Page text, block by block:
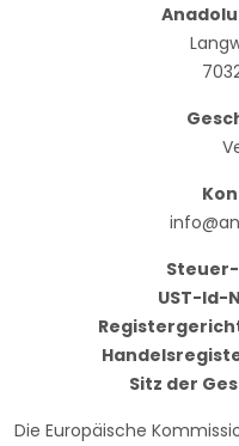
UST-Id-
Sitz der
Die Europäische